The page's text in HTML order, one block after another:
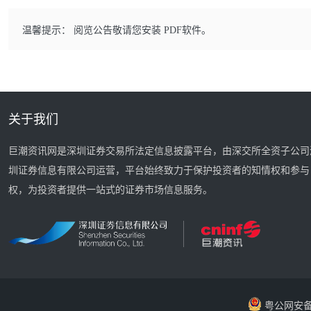
温馨提示： 阅览公告敬请您安装 PDF软件。
关于我们
巨潮资讯网是深圳证券交易所法定信息披露平台，由深交所全资子公司
圳证券信息有限公司运营，平台始终致力于保护投资者的知情权和参与
权，为投资者提供一站式的证券市场信息服务。
粤公网安